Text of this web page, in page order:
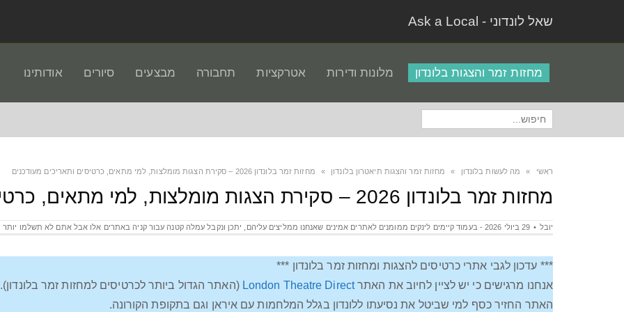
שאל לונדוני - Ask a Local
מחזות זמר והצגות בלונדון מלונות ודירות אטרקציות תחבורה מבצעים סיורים אודותינו
חיפוש
ראשי » מה לעשות בלונדון » מחזות זמר והצגות תיאטרון בלונדון » מחזות זמר בלונדון 2026 – סקירת הצגות מומלצות, למי מתאים, כרטיסים ותאריכים מעודכנים
מחזות זמר בלונדון 2026 – סקירת הצגות מומלצות, למי מתאים, כרטיסים ותאריכים מעודכנים
יובל 29 ביולי 2026 - בעמוד קיימים לינקים ממומנים לאתרים אמינים שאנחנו ממליצים עליהם‫,‬ יתכן ונקבל עמלה קטנה עבור קניה באתרים אלו אבל אתם לא תשלמו יותר
*** עדכון לגבי אתרי כרטיסים להצגות ומחזות זמר בלונדון ***
אנחנו מרגישים כי יש לציין לחיוב את האתרLondon Theatre Direct (האתר הגדול ביותר לכרטיסים למחזות זמר בלונדון).
האתר החזיר כסף למי שביטל את נסיעתו ללונדון בגלל המלחמות עם איראן וגם בתקופת הקורונה.